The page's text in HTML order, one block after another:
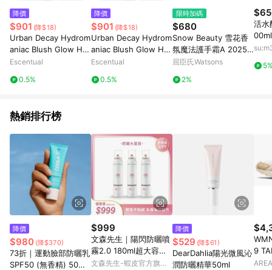
降價
$901 (降$18)
Urban Decay Hydrom
aniac Blush Glow Hy
drator 15ml Obsesse
Escentual
0.5%
降價
$901 (降$18)
Urban Decay Hydrom
aniac Blush Glow Hy
drator 15ml Wrecked
Escentual
0.5%
限時加碼
$680
Snow Beauty 雪花香
氛魔法護手霜A 2025
40g
屈臣氏Watsons
2%
活水
5
熱銷排行榜
降價
$980 (降$370)
73折｜運動臉部防曬乳
SPF50 (無香精) 50ml
$999
文森先生｜陽閃防曬噴
霧2.0 180ml超大容量
｜超殺限定 ３入優惠組
文森先生-蝦皮官方旗艦
降價
$529 (降$61)
DearDahlia陽光微風沁
潤防曬精華50ml
9